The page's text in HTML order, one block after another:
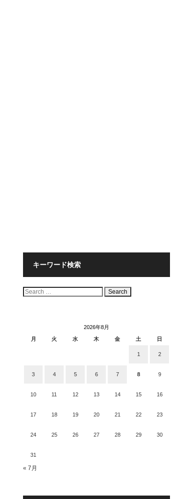
キーワード検索
検
索:
2026年8月
月
火 水 木 金 土 日
1 2
3 4 5 6 7 8 9
10 11 12 13 14 15 16
17 18 19 20 21 22 23
24 25 26 27 28 29 30
31
« 7月